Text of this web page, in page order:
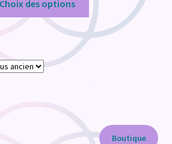
€3,00
à
€12,00
Choix des options
Boutique